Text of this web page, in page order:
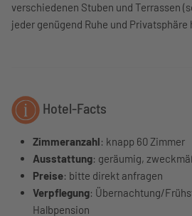
verschiedenen Stuben und Terrassen
jeder genügend Ruhe und Privatsphäre
Hotel-Facts
Zimmeranzahl: knapp 60 Zimmer
Ausstattung: geräumig,
Preise: bitte direkt anfragen
Verpflegung: Übernachtung/
Halbpension